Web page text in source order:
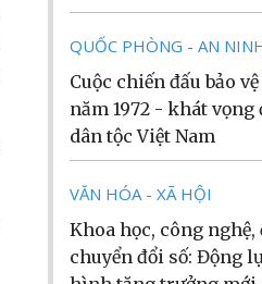
QUỐC PHÒNG - AN
Cuộc chiến đấu bảo
năm 1972 - khát vọng
dân tộc Việt Nam
VĂN HÓA - XÃ HỘI
Khoa học, công
chuyển đổi số: Động